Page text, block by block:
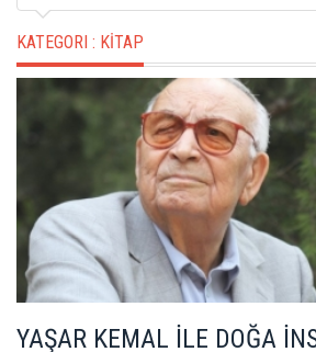
KATEGORI : KİTAP
YAŞAR KEMAL İLE DOĞA